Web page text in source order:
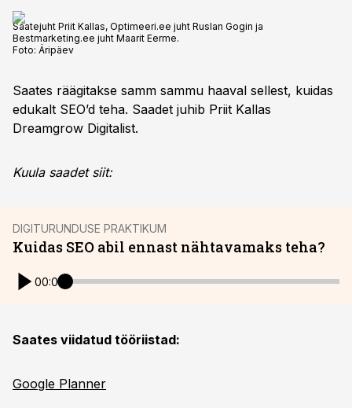
Saatejuht Priit Kallas, Optimeeri.ee juht Ruslan Gogin ja
Bestmarketing.ee juht Maarit Eerme.
Foto: Äripäev
Saates räägitakse samm sammu haaval sellest, kuidas
edukalt SEO’d teha. Saadet juhib Priit Kallas
Dreamgrow Digitalist.
Kuula saadet siit:
DIGITURUNDUSE PRAKTIKUM
Kuidas SEO abil ennast nähtavamaks teha?
00:00
Saates viidatud tööriistad:
Google Planner